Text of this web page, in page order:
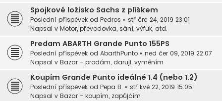
Spojkové ložisko Sachs z plíškem
Poslední příspěvek od Pedros « stř črc 24, 2019 23:01
Napsal v Motor, převodovka, sání, výfuk, atd.
Predam ABARTH Grande Punto 155PS
Poslední příspěvek od AbarthPunto « ned čer 09, 2019 22:07
Napsal v Bazar - prodám, daruji, vyměním
Koupím Grande Punto ideálně 1.4 (nebo 1.2)
Poslední příspěvek od Pepa B. « stř kvě 22, 2019 15:05
Napsal v Bazar - koupím, zapůjčím